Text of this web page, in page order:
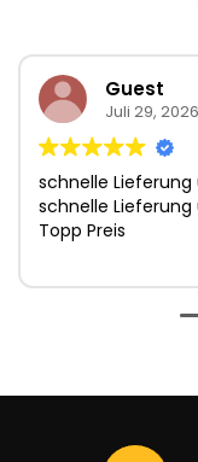
Guest
Juli 29, 2026
schnelle
schnelle
Topp Preis